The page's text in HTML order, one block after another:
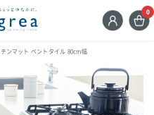
0
ンマット ベントタイル 80cm幅